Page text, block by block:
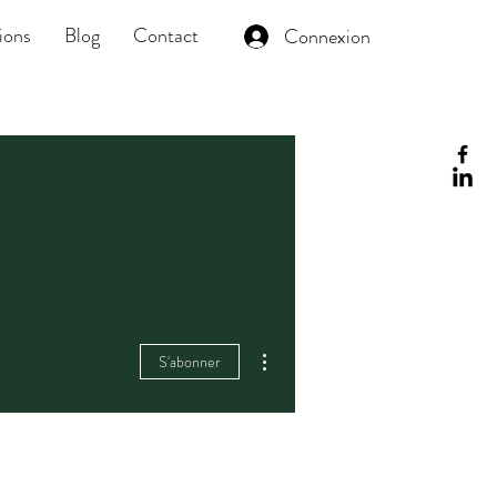
Connexion
Blog Contact
S'abonner